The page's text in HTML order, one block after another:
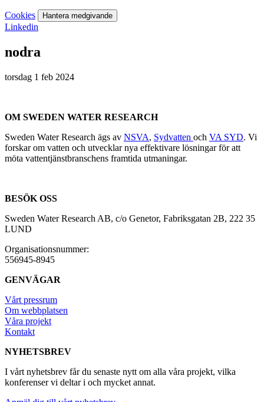
Cookies Hantera medgivande
Linkedin
nodra
torsdag 1 feb 2024
OM SWEDEN WATER RESEARCH
Sweden Water Research ägs av NSVA, Sydvatten och VA SYD. Vi
forskar om vatten och utvecklar nya effektivare lösningar för att
möta vattentjänstbranschens framtida utmaningar.
BESÖK OSS
Sweden Water Research AB, c/o Genetor, Fabriksgatan 2B, 222 35
LUND
Organisationsnummer:
556945-8945
GENVÄGAR
Vårt pressrum
Om webbplatsen
Våra projekt
Kontakt
NYHETSBREV
I vårt nyhetsbrev får du senaste nytt om alla våra projekt, vilka
konferenser vi deltar i och mycket annat.